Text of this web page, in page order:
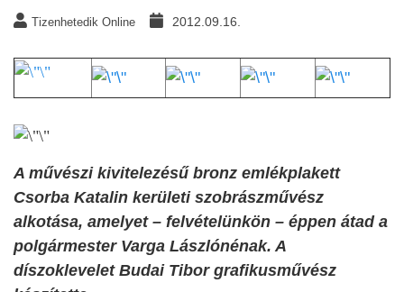
Tizenhetedik Online 2012.09.16.
A művészi kivitelezésű bronz emlékplakett
Csorba Katalin kerületi szobrászművész
alkotása, amelyet – felvételünkön – éppen átad a
polgármester Varga Lászlónénak. A
díszoklevelet Budai Tibor grafikusművész